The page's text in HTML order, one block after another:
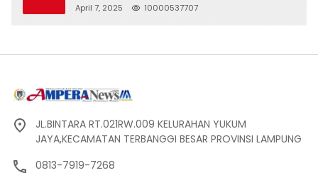
Silaturahmi
April 7, 2025 10000537707
JL.BINTARA RT.021RW.009 KELURAHAN YUKUM
JAYA,KECAMATAN TERBANGGI BESAR PROVINSI LAMPUNG
0813-7919-7268